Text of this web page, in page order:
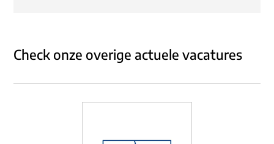
Check onze overige actuele vacatures